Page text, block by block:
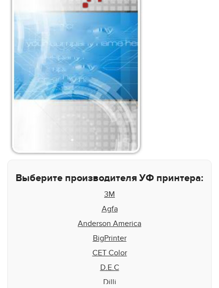
Выберите производителя УФ принтера:
3M
Agfa
Anderson America
BigPrinter
CET Color
D.E.C
Dilli